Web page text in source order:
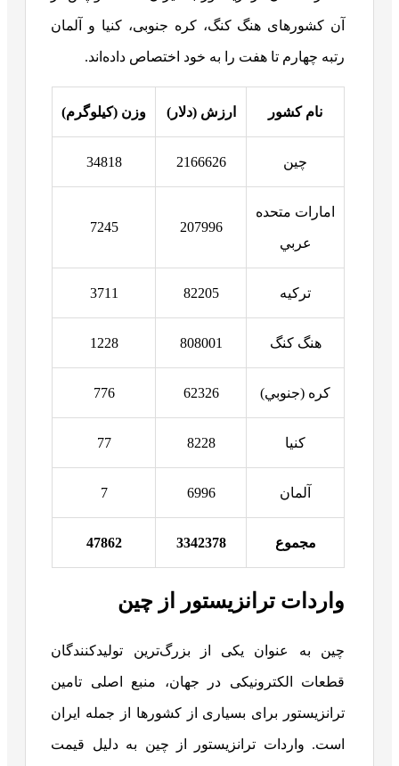
آن کشورهای هنگ کنگ، کره جنوبی، کنیا و آلمان
رتبه چهارم تا هفت را به خود اختصاص داده‌اند.
نام کشور ارزش (دلار) وزن (کیلوگرم)
چين 2166626
34818
امارات متحده
عربي
207996
7245
ترکيه 82205
3711
هنگ کنگ 808001
1228
کره (جنوبي) 62326
776
کنیا 8228
77
آلمان 6996
7
مجموع 3342378
47862
واردات ترانزیستور از چین
چین به عنوان یکی از بزرگ‌ترین تولیدکنندگان
قطعات الکترونیکی در جهان، منبع اصلی تامین
ترانزیستور برای بسیاری از کشورها از جمله ایران
است. واردات ترانزیستور از چین به دلیل قیمت